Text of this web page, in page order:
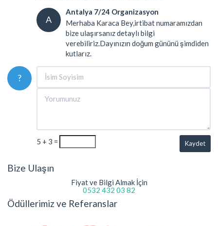
A
Antalya 7/24 Organizasyon
Merhaba Karaca Bey,irtibat numaramızdan
bize ulaşırsanız detaylı bilgi
verebiliriz.Dayınızın doğum gününü şimdiden
kutlarız.
?
5 + 3 = Kaydet
Bize Ulaşın
Fiyat ve Bilgi Almak İçin
0532 432 03 82
Ödüllerimiz ve Referanslar